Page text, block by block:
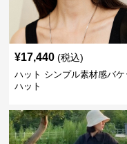
¥17,440 (税込)
ハット シンプル素材感バケ
ハット